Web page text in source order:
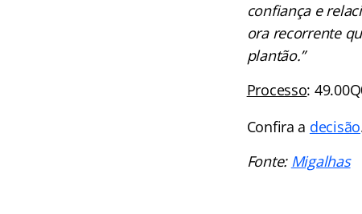
confiança e
ora recorrente
plantão.”
Processo:
Confira a decisão
Fonte: Migalhas